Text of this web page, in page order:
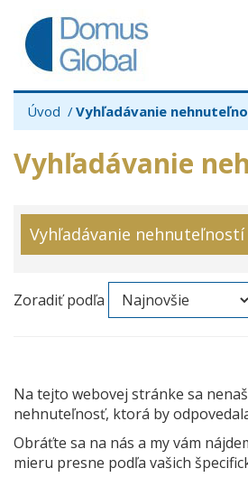
Úvod Vyhľadávanie
Vyhľadávanie
Vyhľadávanie nehnuteľností
Zoradiť podľa
Na tejto webovej stránke sa
nehnuteľnosť, ktorá by
Obráťte sa na nás a my vám
mieru presne podľa vašich